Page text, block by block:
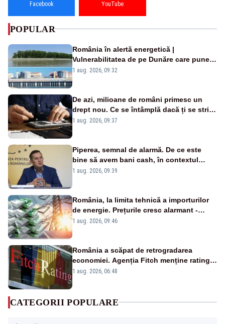
Facebook YouTube
POPULAR
România în alertă energetică |
Vulnerabilitatea de pe Dunăre care pune
în pericol Centrala Cernavodă era
1 aug. 2026, 09:32
De azi, milioane de români primesc un
drept nou. Ce se întâmplă dacă ți se strică
un produs
1 aug. 2026, 09:37
Piperea, semnal de alarmă. De ce este
bine să avem bani cash, în contextul
alertei energetice?
1 aug. 2026, 09:39
România, la limita tehnică a importurilor
de energie. Prețurile cresc alarmant -
Analiză Realitatea Plus
1 aug. 2026, 09:46
România a scăpat de retrogradarea
economiei. Agenția Fitch menține ratingul
„BBB-” cu perspectivă negativă
1 aug. 2026, 06:48
CATEGORII POPULARE